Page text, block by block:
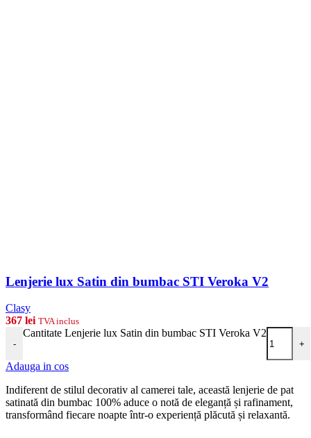
Lenjerie lux Satin din bumbac STI Veroka V2
Clasy
367 lei TVA inclus
-
Cantitate Lenjerie lux Satin din bumbac STI Veroka V2
+
Adauga in cos
Indiferent de stilul decorativ al camerei tale, această lenjerie de pat
satinată din bumbac 100% aduce o notă de eleganță și rafinament,
transformând fiecare noapte într-o experiență plăcută și relaxantă.